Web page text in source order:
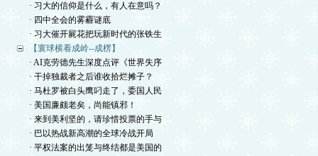
· 习大的信仰是什么，有人在意吗？
· 四中全会的雾霾谜底
· 习大催开屍花把玩新时代的张铁生
【寰球横看成岭--成楞】
· AI克劳德先生深度点评《世界失序
· 干掉独裁者之后谁收拾烂摊子？
· 马杜罗被白头鹰叼走了，委国人民
· 美国廉颇老矣，尚能镇邪！
· 来到美利坚的，请珍惜投票的手与
· 巴以热战新高潮的全球冷战开局
· 平权法案的出笼与终结都是美国的